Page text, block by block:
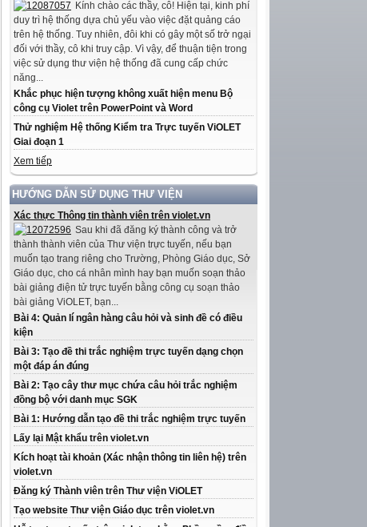
Kính chào các thầy, cô! Hiện tại, kinh phí
duy trì hệ thống dựa chủ yếu vào việc đặt quảng cáo
trên hệ thống. Tuy nhiên, đôi khi có gây một số trở ngại
đối với thầy, cô khi truy cập. Vì vậy, để thuận tiện trong
việc sử dụng thư viện hệ thống đã cung cấp chức
năng...
Khắc phục hiện tượng không xuất hiện menu Bộ
công cụ Violet trên PowerPoint và Word
Thử nghiệm Hệ thống Kiểm tra Trực tuyến ViOLET
Giai đoạn 1
Xem tiếp
HƯỚNG DẪN SỬ DỤNG THƯ VIỆN
Xác thực Thông tin thành viên trên violet.vn
Sau khi đã đăng ký thành công và trở
thành thành viên của Thư viện trực tuyến, nếu bạn
muốn tạo trang riêng cho Trường, Phòng Giáo dục, Sở
Giáo dục, cho cá nhân mình hay bạn muốn soạn thảo
bài giảng điện tử trực tuyến bằng công cụ soạn thảo
bài giảng ViOLET, bạn...
Bài 4: Quản lí ngân hàng câu hỏi và sinh đề có điều
kiện
Bài 3: Tạo đề thi trắc nghiệm trực tuyến dạng chọn
một đáp án đúng
Bài 2: Tạo cây thư mục chứa câu hỏi trắc nghiệm
đồng bộ với danh mục SGK
Bài 1: Hướng dẫn tạo đề thi trắc nghiệm trực tuyến
Lấy lại Mật khẩu trên violet.vn
Kích hoạt tài khoản (Xác nhận thông tin liên hệ) trên
violet.vn
Đăng ký Thành viên trên Thư viện ViOLET
Tạo website Thư viện Giáo dục trên violet.vn